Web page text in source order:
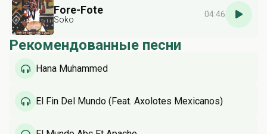
Fore-Fote
Soko
04:46
Рекомендованные песни
Hana Muhammed
El Fin Del Mundo (Feat. Axolotes Mexicanos)